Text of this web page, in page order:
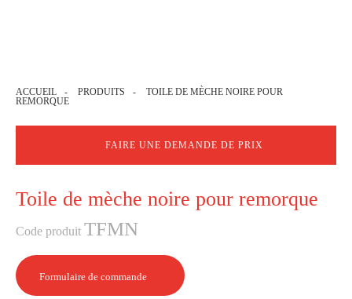
ACCUEIL - PRODUITS -
TOILE DE MÈCHE NOIRE POUR
REMORQUE
ProduitsFAIRE UNE DEMANDE DE PRIX
Toile de mèche noire pour remorque
Code produit TFMN
Formulaire de commande